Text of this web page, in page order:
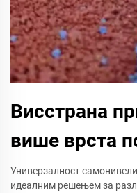
Висстрана
више врста
Универзалност
идеалним решењем за